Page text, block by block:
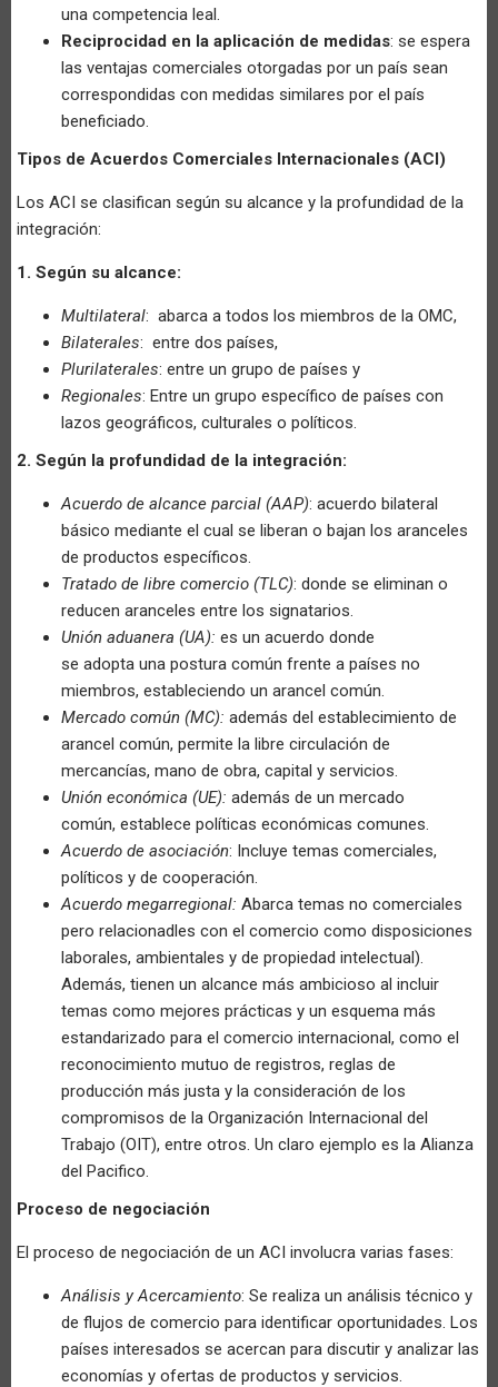
una competencia leal.
Reciprocidad en la aplicación de medidas: se espera
las ventajas comerciales otorgadas por un país sean
correspondidas con medidas similares por el país
beneficiado.
Tipos de Acuerdos Comerciales Internacionales (ACI)
Los ACI se clasifican según su alcance y la profundidad de la
integración:
1. Según su alcance:
Multilateral: abarca a todos los miembros de la OMC,
Bilaterales: entre dos países,
Plurilaterales: entre un grupo de países y
Regionales: Entre un grupo específico de países con
lazos geográficos, culturales o políticos.
2. Según la profundidad de la integración:
Acuerdo de alcance parcial (AAP): acuerdo bilateral
básico mediante el cual se liberan o bajan los aranceles
de productos específicos.
Tratado de libre comercio (TLC): donde se eliminan o
reducen aranceles entre los signatarios.
Unión aduanera (UA): es un acuerdo donde
se adopta una postura común frente a países no
miembros, estableciendo un arancel común.
Mercado común (MC): además del establecimiento de
arancel común, permite la libre circulación de
mercancías, mano de obra, capital y servicios.
Unión económica (UE): además de un mercado
común, establece políticas económicas comunes.
Acuerdo de asociación: Incluye temas comerciales,
políticos y de cooperación.
Acuerdo megarregional: Abarca temas no comerciales
pero relacionadles con el comercio como disposiciones
laborales, ambientales y de propiedad intelectual).
Además, tienen un alcance más ambicioso al incluir
temas como mejores prácticas y un esquema más
estandarizado para el comercio internacional, como el
reconocimiento mutuo de registros, reglas de
producción más justa y la consideración de los
compromisos de la Organización Internacional del
Trabajo (OIT), entre otros. Un claro ejemplo es la Alianza
del Pacifico.
Proceso de negociación
El proceso de negociación de un ACI involucra varias fases:
Análisis y Acercamiento: Se realiza un análisis técnico y
de flujos de comercio para identificar oportunidades. Los
países interesados se acercan para discutir y analizar las
economías y ofertas de productos y servicios.